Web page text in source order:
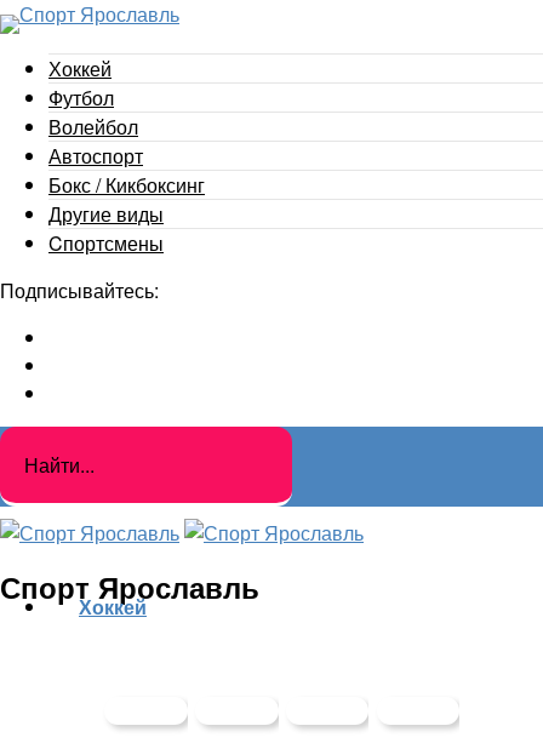
Хоккей
Футбол
Волейбол
Автоспорт
Бокс / Кикбоксинг
Другие виды
Cпортсмены
Подписывайтесь:
Спорт Ярославль
Хоккей